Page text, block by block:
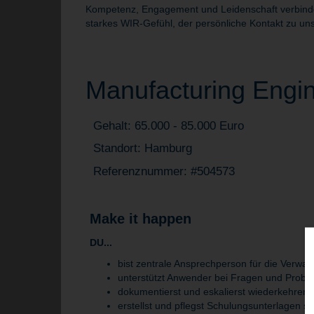
Kompetenz, Engagement und Leidenschaft
starkes WIR-Gefühl, der persönliche Kontakt zu
Manufacturing
Gehalt: 65.000 - 85.000 Euro
Standort: Hamburg
Referenznummer: #504573
Make it happen
DU...
bist zentrale Ansprechperson für die
unterstützt Anwender bei Fragen und
dokumentierst und eskalierst
erstellst und pflegst Schulungsunterlagen